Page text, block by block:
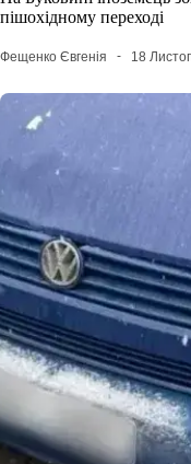
пішохідному переході
Фещенко Євгенія 18